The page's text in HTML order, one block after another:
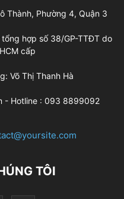
Thành, Phường 4, Quận 3
hợp số 38/GP-TTĐT do
cấp
Võ Thị Thanh Hà
- Hotline : 093 8899092
TÔI